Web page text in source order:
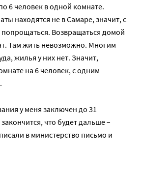
6 человек в одной комнате.
находятся не в Самаре, значит, с
Возвращаться домой
Там жить невозможно. Многим
жилья у них нет. Значит,
на 6 человек, с одним
у меня заключен до 31
что будет дальше –
в министерство письмо и